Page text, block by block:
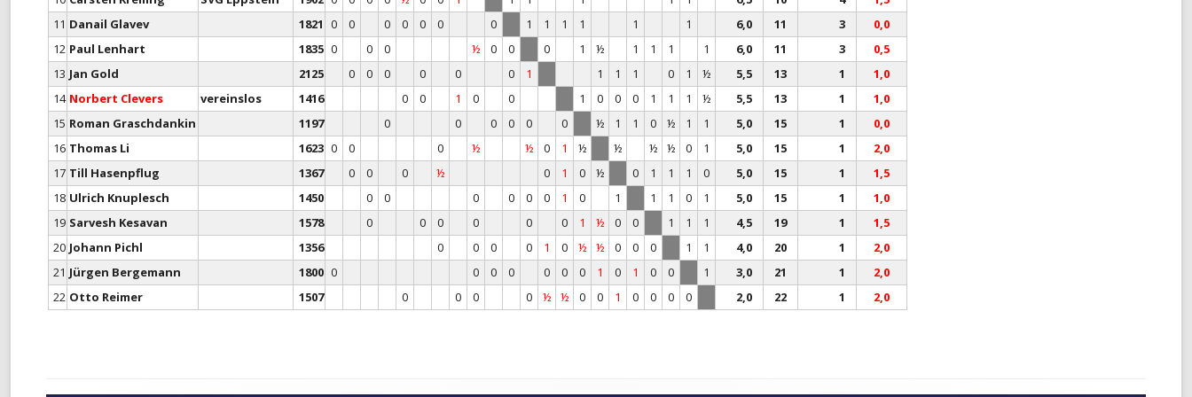
11 Danail Glavev 1821 0 0 0 0 0 0 0 1 1 1 1 1 1 6,0 11 3
0,0
12 Paul Lenhart 1835 0 0 0 ½ 0 0 0 1 ½ 1 1 1 1 6,0 11 3
0,5
13 Jan Gold 2125 0 0 0 0 0 0 1 1 1 1 0 1 ½ 5,5 13 1
1,0
14 Norbert Clevers vereinslos 1416 0 0 1 0 0 1 0 0 0 1 1 1 ½ 5,5 13 1
1,0
15 Roman Graschdankin 1197 0 0 0 0 0 0 ½ 1 1 0 ½ 1 1 5,0 15 1
0,0
16 Thomas Li 1623 0 0 0 ½ ½ 0 1 ½ ½ ½ ½ 0 1 5,0 15 1
2,0
17 Till Hasenpflug 1367 0 0 0 ½ 0 1 0 ½ 0 1 1 1 0 5,0 15 1
1,5
18 Ulrich Knuplesch 1450 0 0 0 0 0 0 1 0 1 1 1 0 1 5,0 15 1
1,0
19 Sarvesh Kesavan 1578 0 0 0 0 0 0 1 ½ 0 0 1 1 1 4,5 19 1
1,5
20 Johann Pichl 1356 0 0 0 0 1 0 ½ ½ 0 0 0 1 1 4,0 20 1
2,0
21 Jürgen Bergemann 1800 0 0 0 0 0 0 0 1 0 1 0 0 1 3,0 21 1
2,0
22 Otto Reimer 1507 0 0 0 0 ½ ½ 0 0 1 0 0 0 0 2,0 22 1 2,0